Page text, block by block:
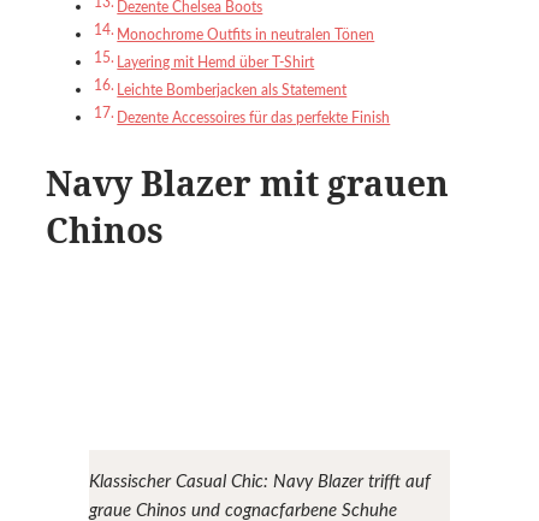
Dezente Chelsea Boots
Monochrome Outfits in neutralen Tönen
Layering mit Hemd über T-Shirt
Leichte Bomberjacken als Statement
Dezente Accessoires für das perfekte Finish
Navy Blazer mit grauen
Chinos
Klassischer Casual Chic: Navy Blazer trifft auf
graue Chinos und cognacfarbene Schuhe